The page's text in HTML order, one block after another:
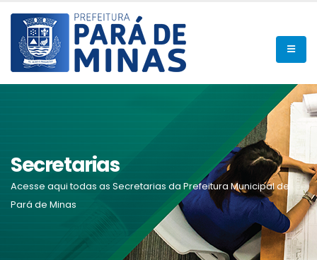
Secretarias
Acesse aqui todas as Secretarias da Prefeitura Municipal de
Pará de Minas